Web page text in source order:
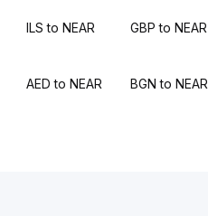
ILS to NEAR GBP to NEAR
AED to NEAR BGN to NEAR